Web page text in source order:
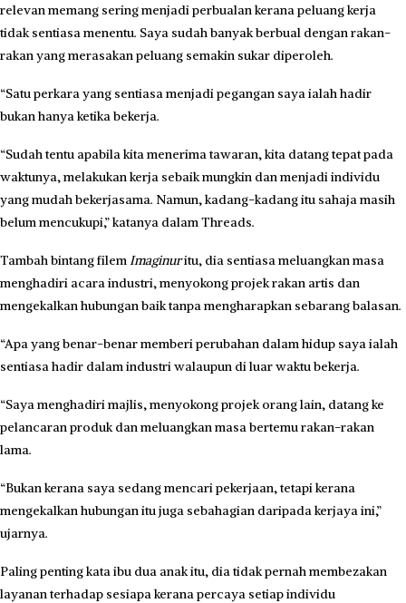
relevan memang sering menjadi perbualan kerana peluang kerja
tidak sentiasa menentu. Saya sudah banyak berbual dengan rakan-
rakan yang merasakan peluang semakin sukar diperoleh.
“Satu perkara yang sentiasa menjadi pegangan saya ialah hadir
bukan hanya ketika bekerja.
“Sudah tentu apabila kita menerima tawaran, kita datang tepat pada
waktunya, melakukan kerja sebaik mungkin dan menjadi individu
yang mudah bekerjasama. Namun, kadang-kadang itu sahaja masih
belum mencukupi,” katanya dalam Threads.
Tambah bintang filemImaginuritu, dia sentiasa meluangkan masa
menghadiri acara industri, menyokong projek rakan artis dan
mengekalkan hubungan baik tanpa mengharapkan sebarang balasan.
“Apa yang benar-benar memberi perubahan dalam hidup saya ialah
sentiasa hadir dalam industri walaupun di luar waktu bekerja.
“Saya menghadiri majlis, menyokong projek orang lain, datang ke
pelancaran produk dan meluangkan masa bertemu rakan-rakan
lama.
“Bukan kerana saya sedang mencari pekerjaan, tetapi kerana
mengekalkan hubungan itu juga sebahagian daripada kerjaya ini,”
ujarnya.
Paling penting kata ibu dua anak itu, dia tidak pernah membezakan
layanan terhadap sesiapa kerana percaya setiap individu